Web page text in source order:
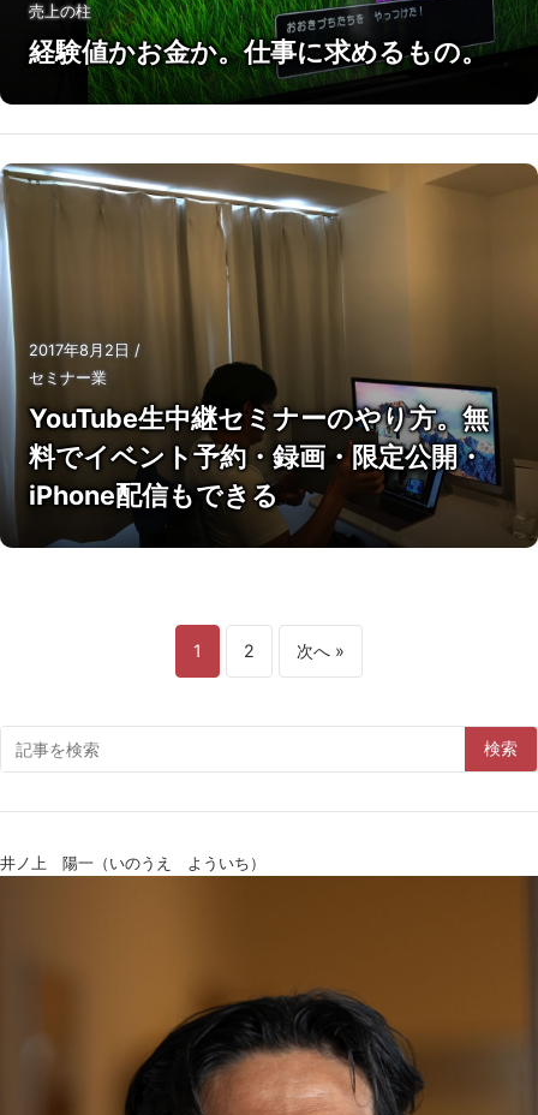
売上の柱
経験値かお金か。仕事に求めるもの。
2017年8月2日 /
セミナー業
YouTube生中継セミナーのやり方。無
料でイベント予約・録画・限定公開・
iPhone配信もできる
1 2 次へ »
検索
井ノ上 陽一（いのうえ よういち）